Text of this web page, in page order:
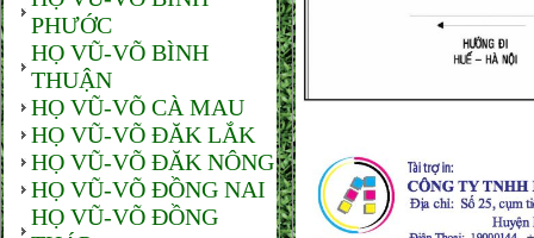
PHƯỚC
HỌ VŨ-VÕ BÌNH
THUẬN
HỌ VŨ-VÕ CÀ MAU
HỌ VŨ-VÕ ĐĂK LẮK
HỌ VŨ-VÕ ĐĂK NÔNG
HỌ VŨ-VÕ ĐỒNG NAI
HỌ VŨ-VÕ ĐỒNG